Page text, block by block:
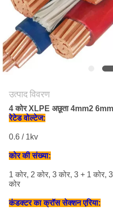
PRIVACY
POLICY
उत्पाद विवरण
4 कोर XLPE अछूता 4mm2
रेटेड वोल्टेज:
0.6 / 1kv
कोर की संख्या:
1 कोर, 2 कोर, 3 कोर, 3 + 1 कोर,
कोर
कंडक्टर का क्रॉस सेक्शन एरिया: